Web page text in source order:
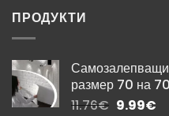
ПРОДУКТИ
Самозалепващи
размер 70 на
11.76€ Original
9.99€